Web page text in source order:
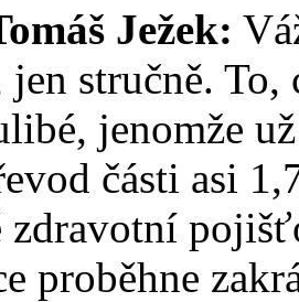
Ježek:
jen stručně.
jenomže
části asi
zdravotní
proběhne